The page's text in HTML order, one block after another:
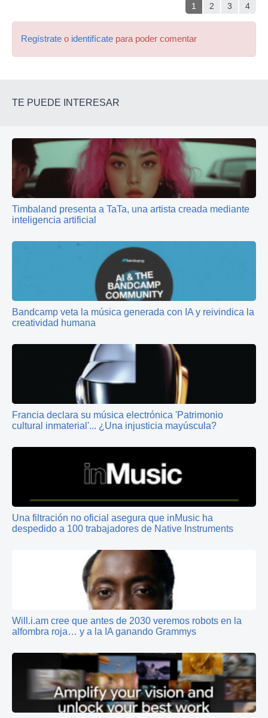
1 2 3 4
Regístrate o identifícate para poder comentar
TE PUEDE INTERESAR
Timbaland presenta a TaTa, una artista creada mediante
inteligencia artificial
Bandcamp veta la música generada con IA y reivindica la
creatividad humana
Francia declara su música electrónica 'Patrimonio
cultural inmaterial'... ¿Una injusticia mayúscula?
Una filtración no oficial asegura que inMusic ha
despedido a 100 trabajadores de Native Instruments
Will.i.am cree que antes de 2030 veremos robots en la
alfombra roja… y a la IA ganando Grammys